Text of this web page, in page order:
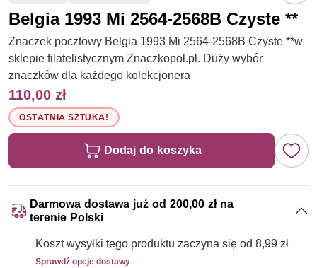
Belgia 1993 Mi 2564-2568B Czyste **
Znaczek pocztowy Belgia 1993 Mi 2564-2568B Czyste **w
sklepie filatelistycznym Znaczkopol.pl. Duży wybór
znaczków dla każdego kolekcjonera
110,00 zł
OSTATNIA SZTUKA!
Dodaj do koszyka
Darmowa dostawa już od 200,00 zł na
terenie Polski
Koszt wysyłki tego produktu zaczyna się od 8,99 zł
Sprawdź opcje dostawy